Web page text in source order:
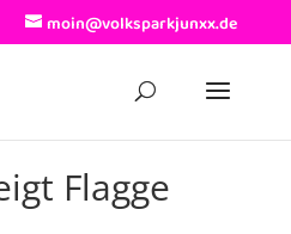
moin@volksparkjunxx.de
Flagge